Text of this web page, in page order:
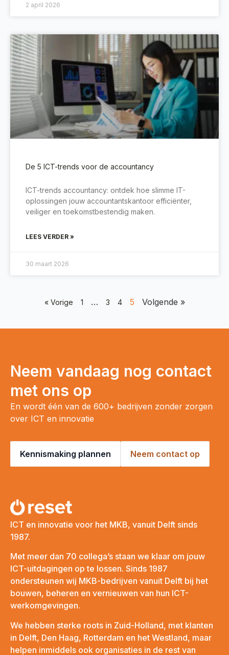
2 april 2026
De 5 ICT-trends voor de accountancy
ICT-trends accountancy: ontdek hoe slimme IT-
oplossingen jouw accountantskantoor efficiënter,
veiliger en toekomstbestendig maken.
LEES VERDER »
30 maart 2026
« Vorige 1 … 3 4 5 Volgende »
Neem vandaag nog contact
met ons op
En wordt één van de 600+ bedrijven zonder zorgen
over ICT en innovatie
Kennismaking plannen Neem contact op
ICT en innovatie voor het MKB, vanuit Delft sinds
1987.
Met meer dan 70 collega’s staan we klaar om jouw
ICT-uitdagingen op te lossen. Sinds 1987
ondersteunen wij MKB-bedrijven vanuit Delft bij het
bouwen, beheren en vernieuwen van hun ICT-
werkomgevingen.
We hebben sterke roots in Zuid-Holland, met klanten
in Delft, Den Haag, Rotterdam en het Westland, maar
helpen inmiddels ook organisaties in de rest van